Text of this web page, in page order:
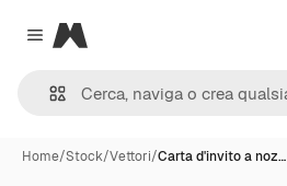
Close menu
Magnific
Home/Stock/Vettori/Carta d'invito a noz…